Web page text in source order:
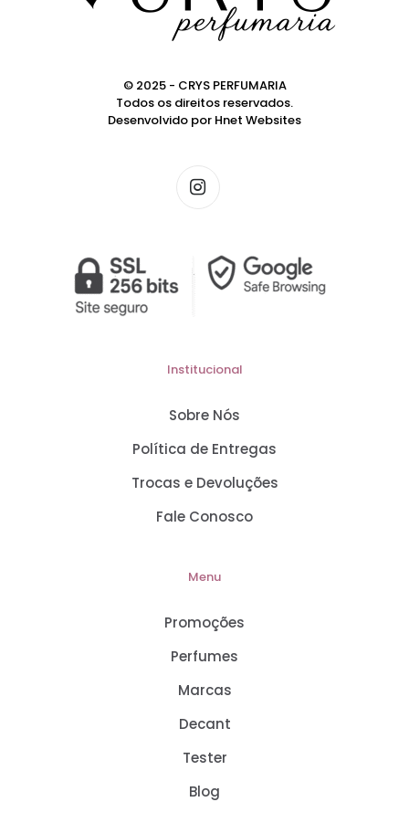
© 2025 - CRYS PERFUMARIA
Todos os direitos reservados.
Desenvolvido por Hnet Websites
Institucional
Sobre Nós
Política de Entregas
Trocas e Devoluções
Fale Conosco
Menu
Promoções
Perfumes
Marcas
Decant
Tester
Blog